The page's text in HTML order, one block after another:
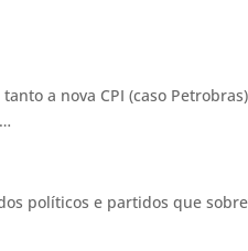
a nova CPI (caso
políticos e partidos que